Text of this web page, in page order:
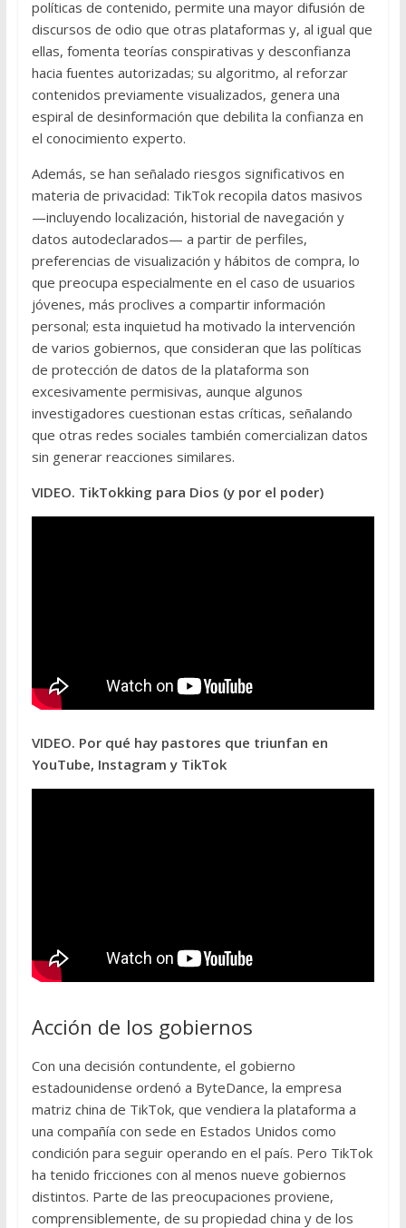
políticas de contenido, permite una mayor difusión de
discursos de odio que otras plataformas y, al igual que
ellas, fomenta teorías conspirativas y desconfianza
hacia fuentes autorizadas; su algoritmo, al reforzar
contenidos previamente visualizados, genera una
espiral de desinformación que debilita la confianza en
el conocimiento experto.
Además, se han señalado riesgos significativos en
materia de privacidad: TikTok recopila datos masivos
—incluyendo localización, historial de navegación y
datos autodeclarados— a partir de perfiles,
preferencias de visualización y hábitos de compra, lo
que preocupa especialmente en el caso de usuarios
jóvenes, más proclives a compartir información
personal; esta inquietud ha motivado la intervención
de varios gobiernos, que consideran que las políticas
de protección de datos de la plataforma son
excesivamente permisivas, aunque algunos
investigadores cuestionan estas críticas, señalando
que otras redes sociales también comercializan datos
sin generar reacciones similares.
VIDEO. TikTokking para Dios (y por el poder)
VIDEO. Por qué hay pastores que triunfan en
YouTube, Instagram y TikTok
Acción de los gobiernos
Con una decisión contundente, el gobierno
estadounidense ordenó a ByteDance, la empresa
matriz china de TikTok, que vendiera la plataforma a
una compañía con sede en Estados Unidos como
condición para seguir operando en el país. Pero TikTok
ha tenido fricciones con al menos nueve gobiernos
distintos. Parte de las preocupaciones proviene,
comprensiblemente, de su propiedad china y de los